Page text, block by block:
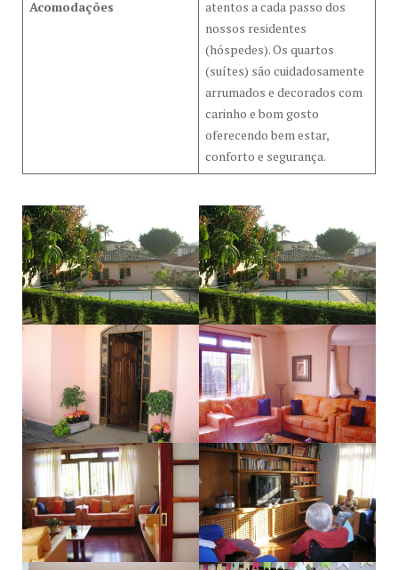
Acomodações
atentos a cada passo dos
nossos residentes
(hóspedes). Os quartos
(suítes) são cuidadosamente
arrumados e decorados com
carinho e bom gosto
oferecendo bem estar,
conforto e segurança.